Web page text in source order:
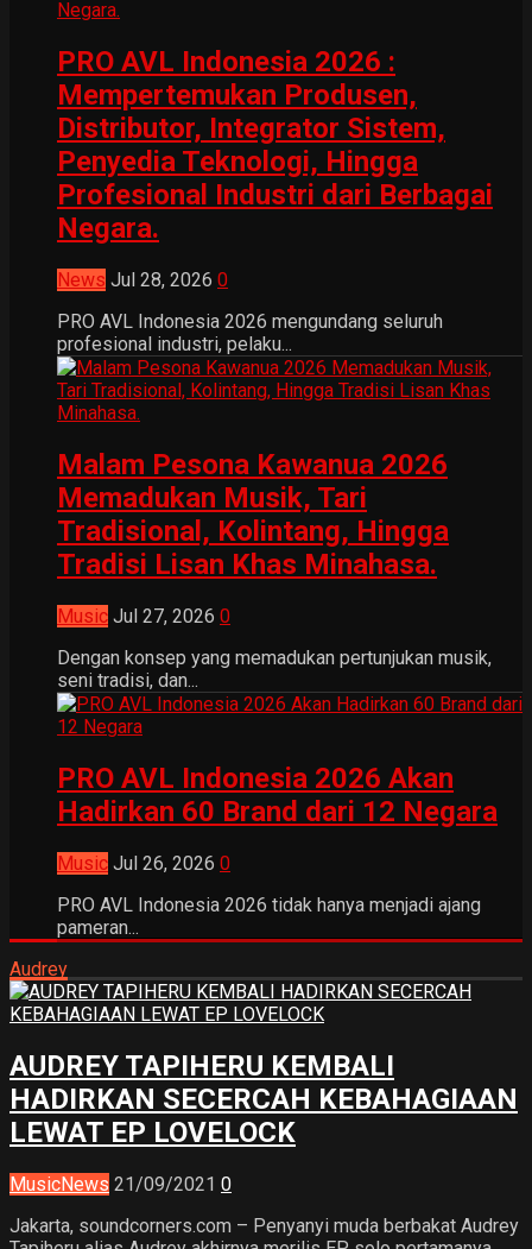
PRO AVL Indonesia 2026 :
Mempertemukan Produsen,
Distributor, Integrator Sistem,
Penyedia Teknologi, Hingga
Profesional Industri dari Berbagai
Negara.
News Jul 28, 2026 0
PRO AVL Indonesia 2026 mengundang seluruh
profesional industri, pelaku...
Malam Pesona Kawanua 2026
Memadukan Musik, Tari
Tradisional, Kolintang, Hingga
Tradisi Lisan Khas Minahasa.
Music Jul 27, 2026 0
Dengan konsep yang memadukan pertunjukan musik,
seni tradisi, dan...
PRO AVL Indonesia 2026 Akan
Hadirkan 60 Brand dari 12 Negara
Music Jul 26, 2026 0
PRO AVL Indonesia 2026 tidak hanya menjadi ajang
pameran...
Audrey
AUDREY TAPIHERU KEMBALI
HADIRKAN SECERCAH KEBAHAGIAAN
LEWAT EP LOVELOCK
MusicNews 21/09/2021 0
Jakarta, soundcorners.com – Penyanyi muda berbakat Audrey